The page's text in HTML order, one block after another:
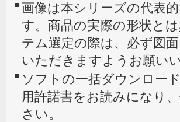
画像は本シリーズの代表
す。商品の実際の形状と
テム選定の際は、必ず図
いただきますようお願い
ソフトの一括ダウンロー
用許諾書をお読みになり
さい。